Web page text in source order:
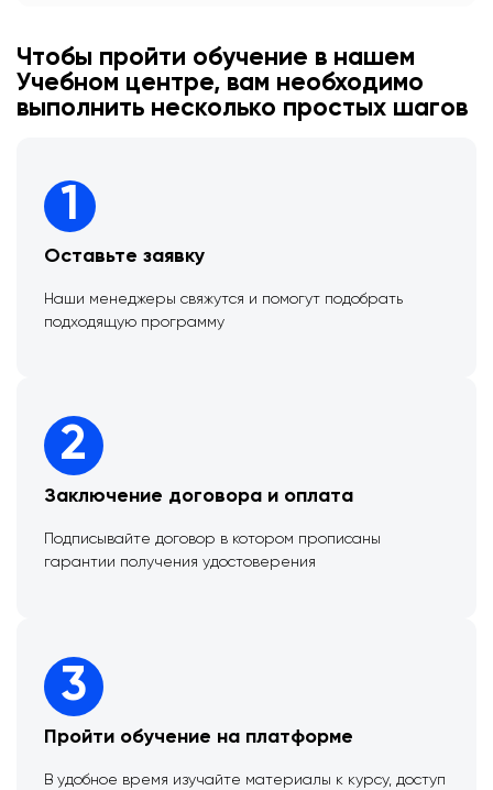
Чтобы пройти обучение в нашем
Учебном центре, вам необходимо
выполнить несколько простых шагов
1
Оставьте заявку
Наши менеджеры свяжутся и помогут подобрать
подходящую программу
2
Заключение договора и оплата
Подписывайте договор в котором прописаны
гарантии получения удостоверения
3
Пройти обучение на платформе
В удобное время изучайте материалы к курсу, доступ